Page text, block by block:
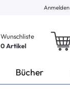
Anmelden
Wunschliste
0 Artikel
Bücher